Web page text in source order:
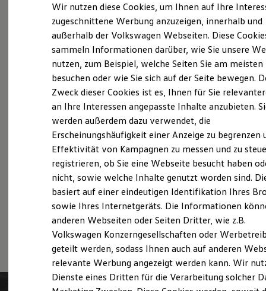
Elektroautos
ID. Tutorials
Elektrofahrzeugkonzepte
Reichweite
Reichweite der ID. Modelle
Reichweite im Winter
Laden
Laden unterwegs
Laden Zuhause
Ladezeitensimulator
Batterie
Sicherheit
Garantie und Lebensdauer
Nachhaltigkeit
Technologie
Kosten und Kauf
Verbrauchskosten
Kaufoptionen
E-Auto-Förderung
Software und Konnektivität
Die ID. Software 6
ID. Software Versionen und Updates
Digitale Extras
Schnittstellen zu Ihrem ID.
Probefahrt vereinbaren
Fahrzeugangebot anfordern
Servicetermin buchen
Serviceanfrage stellen
Wir nutzen diese Cookies, um Ihnen auf Ihre
zugeschnittene Werbung anzuzeigen, innerhalb und
außerhalb der Volkswagen Webseiten. Diese
sammeln Informationen darüber, wie Sie unsere
nutzen, zum Beispiel, welche Seiten Sie am meisten
besuchen oder wie Sie sich auf der Seite bewegen.
Zweck dieser Cookies ist es, Ihnen für Sie
an Ihre Interessen angepasste Inhalte anzubieten.
werden außerdem dazu verwendet, die
Erscheinungshäufigkeit einer Anzeige zu begrenzen
Effektivität von Kampagnen zu messen und zu
registrieren, ob Sie eine Webseite besucht haben
nicht, sowie welche Inhalte genutzt worden sind.
basiert auf einer eindeutigen Identifikation Ihres
sowie Ihres Internetgeräts. Die Informationen
anderen Webseiten oder Seiten Dritter, wie z.B.
Volkswagen Konzerngesellschaften oder
geteilt werden, sodass Ihnen auch auf anderen
relevante Werbung angezeigt werden kann. Wir
Dienste eines Dritten für die Verarbeitung solcher